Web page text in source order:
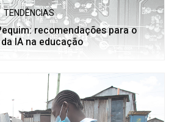
TENDÊNCIAS
recomendações para o
IA na educação